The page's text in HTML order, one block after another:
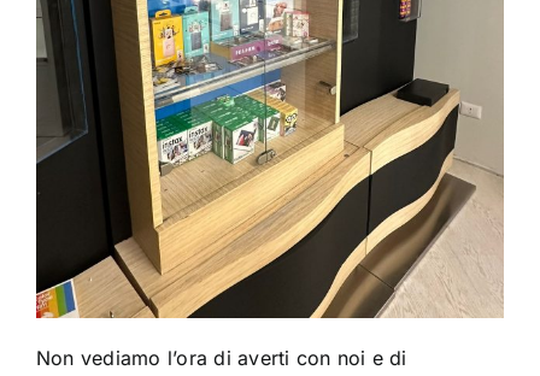
Non vediamo l’ora di averti con noi e di